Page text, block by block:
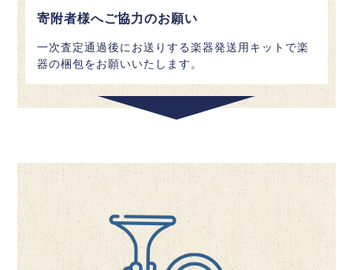
寄附者様へご協力のお願い
一次査定通過後にお送りする楽器発送用キットで楽
器の梱包をお願いいたします。